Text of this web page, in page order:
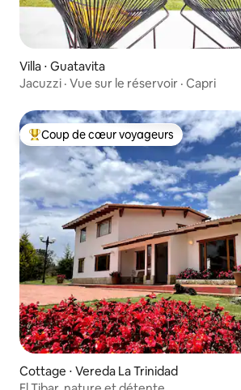
Villa ⋅ Guatavita
Jacuzzi · Vue sur le réservoir · Capri
Coups de cœur voyageurs les plus
Coup de cœur voyageurs
Cottage ⋅ Vereda La Trinidad